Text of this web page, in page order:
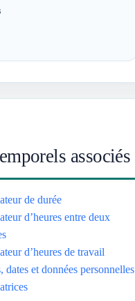
associés
de durée
d’heures entre deux
d’heures de travail
dates et données personnelles